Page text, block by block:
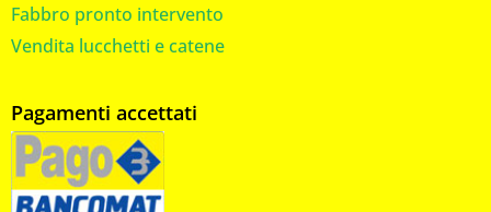
Fabbro pronto intervento
Vendita lucchetti e catene
Pagamenti accettati